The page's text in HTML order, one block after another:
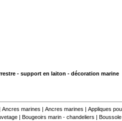
- support en laiton - décoration marine
Ancres marines Ancres marines Appliques
| Bougeoirs marin - chandeliers Boussole